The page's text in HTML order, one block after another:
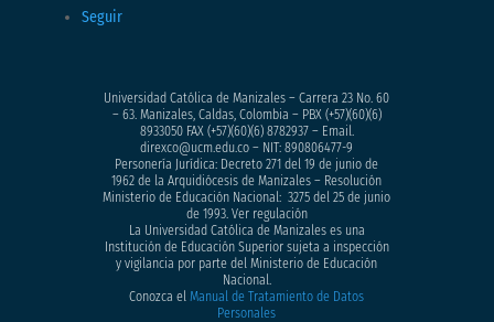
Seguir
Universidad Católica de Manizales – Carrera 23 No. 60
– 63. Manizales, Caldas, Colombia – PBX (+57)(60)(6)
8933050FAX (+57)(60)(6) 8782937 – Email.
direxco@ucm.edu.co – NIT: 890806477-9
Personería Jurídica: Decreto 271 del 19 de junio de
1962 de la Arquidiócesis de Manizales – Resolución
Ministerio de Educación Nacional: 3275 del 25 de junio
de 1993. Ver regulación
La Universidad Católica de Manizales es una
Institución de Educación Superior sujeta a inspección
y vigilancia por parte del Ministerio de Educación
Nacional.
Conozca elManual de Tratamiento de Datos
Personales